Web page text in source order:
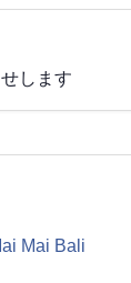
します
Mai Bali